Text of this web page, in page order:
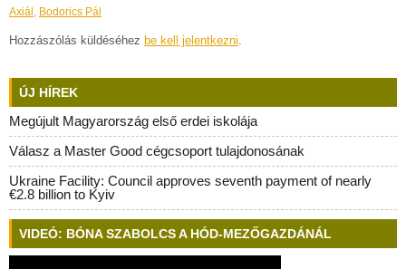
Axiál , Bodorics Pál
Hozzászólás küldéséhez be kell jelentkezni.
ÚJ HÍREK
Megújult Magyarország első erdei iskolája
Válasz a Master Good cégcsoport tulajdonosának
Ukraine Facility: Council approves seventh payment of nearly
€2.8 billion to Kyiv
VIDEÓ: BÓNA SZABOLCS A HÓD-MEZŐGAZDÁNÁL